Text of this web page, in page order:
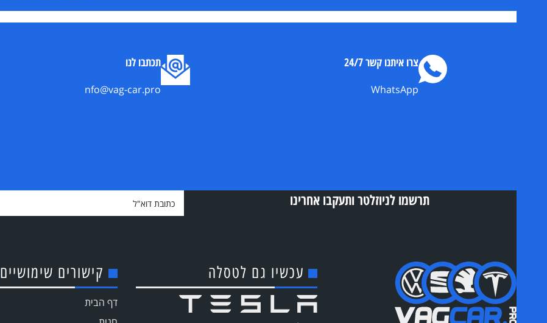
צרו איתנו קשר 24/7
WhatsApp
תכתבו לנו
nfo@vag-car.pro
תרשמו לניוזלטר ותעקבו אחרינו
עכשיו גם לטסלה קישורים שימושיים
דף הבית